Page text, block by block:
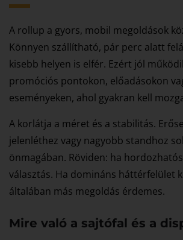
A rollup a gyors, mobil megoldások
Könnyen szállítható, pár perc alatt
kisebb helyen is elfér. Ezért jól
promóciós pontokon, előadásokon
eseményeken, ahol gyakran kell
A korlátja a méret és a stabilitás.
jelenléthez vagy nagyobb standhoz
önmagában. Röviden: ha
választás. Ha domináns háttérfelület
általában más megoldás érdemes.
Mire való a sajtófal és a